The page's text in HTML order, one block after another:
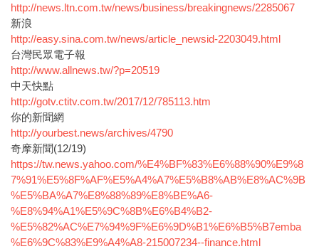
http://news.ltn.com.tw/news/business/breakingnews/2285067
新浪
http://easy.sina.com.tw/news/article_newsid-2203049.html
台灣民眾電子報
http://www.allnews.tw/?p=20519
中天快點
http://gotv.ctitv.com.tw/2017/12/785113.htm
你的新聞網
http://yourbest.news/archives/4790
奇摩新聞(12/19)
https://tw.news.yahoo.com/%E4%BF%83%E6%88%90%E9%8
7%91%E5%8F%AF%E5%A4%A7%E5%B8%AB%E8%AC%9B
%E5%BA%A7%E8%88%89%E8%BE%A6-
%E8%94%A1%E5%9C%8B%E6%B4%B2-
%E5%82%AC%E7%94%9F%E6%9D%B1%E6%B5%B7emba
%E6%9C%83%E9%A4%A8-215007234--finance.html